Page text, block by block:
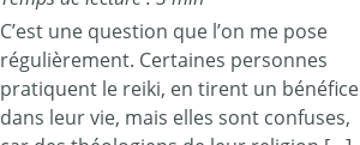
C’est une question que l’on me pose
régulièrement. Certaines personnes
pratiquent le reiki, en tirent un bénéfice
dans leur vie, mais elles sont confuses,